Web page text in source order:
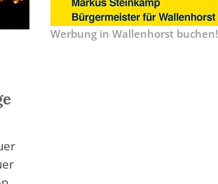
Werbung in Wallenhorst buchen!